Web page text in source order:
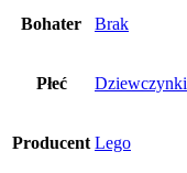
Bohater Brak
Płeć Dziewczynki
Producent Lego